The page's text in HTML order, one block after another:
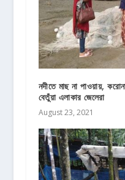
নদীতে মাছ না পাওয়ায়,
বেতুঁয়া এলাকার জেলেরা
August 23, 2021